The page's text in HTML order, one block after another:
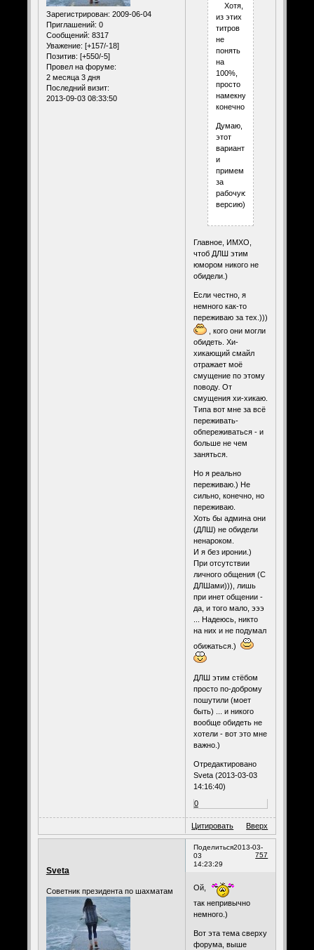
Зарегистрирован: 2009-06-04
Приглашений: 0
Сообщений: 8317
Уважение: [+157/-18]
Позитив: [+550/-5]
Провел на форуме:
2 месяца 3 дня
Последний визит:
2013-09-03 08:33:50
Хотя,
из этих
титров
не
понять
на
100%,
просто
намекнули,
конечно.
Думаю,
этот
вариант
и
примем
за
рабочую
версию))))))
Главное, ИМХО,
чтоб ДЛШ этим
юмором никого не
обидели.)
Если честно, я
немного как-то
переживаю за тех.)))
, кого они могли
обидеть. Хи-
хикающий смайл
отражает моё
смущение по этому
поводу. От
смущения хи-хикаю.
Типа вот мне за всё
переживать-
обпереживаться - и
больше не чем
заняться.
Но я реально
переживаю.) Не
сильно, конечно, но
переживаю.
Хоть бы админа они
(ДЛШ) не обидели
ненароком.
И я без иронии.)
При отсутствии
личного общения (С
ДЛШами))), лишь
при инет общении -
да, и того мало, эээ
... Надеюсь, никто
на них и не подумал
обижаться.)
ДЛШ этим стёбом
просто по-доброму
пошутили (моет
быть) ... и никого
вообще обидеть не
хотели - вот это мне
важно.)
Отредактировано
Sveta (2013-03-03
14:16:40)
0
Цитировать Вверх
Поделиться
757
2013-03-
03
14:23:29
Sveta
Советник президента по шахматам
Ой,
так непривычно
немного.)
Вот эта тема сверху
форума, выше